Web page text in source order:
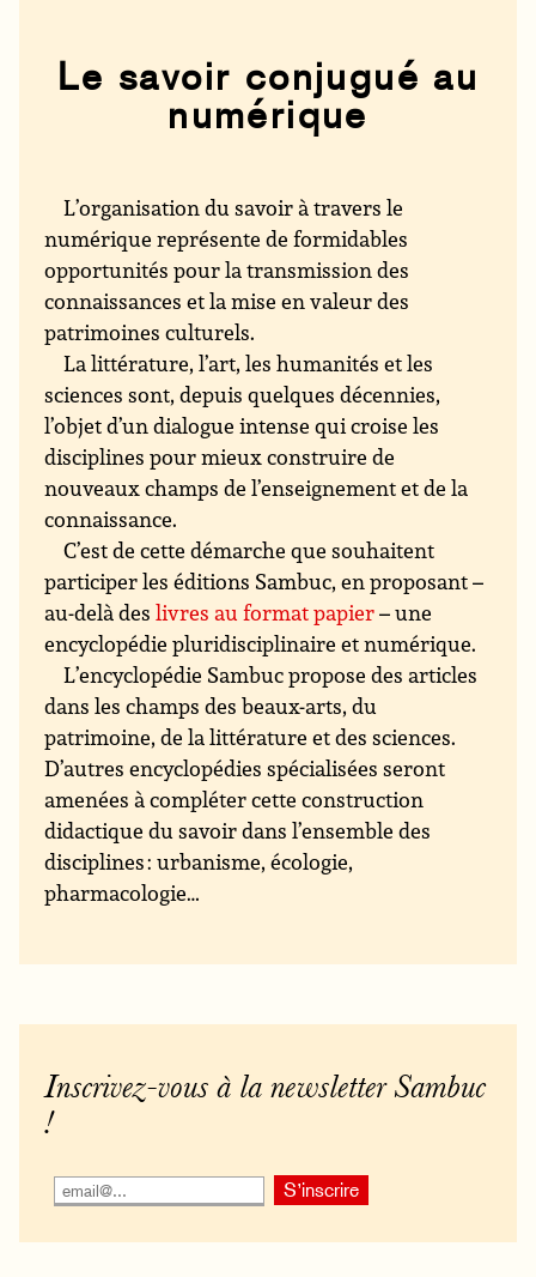
Le savoir conjugué au
numérique
L’organisation du savoir à travers le
numérique représente de formidables
opportunités pour la transmission des
connaissances et la mise en valeur des
patrimoines culturels.
La littérature, l’art, les humanités et les
sciences sont, depuis quelques décennies,
l’objet d’un dialogue intense qui croise les
disciplines pour mieux construire de
nouveaux champs de l’enseignement et de la
connaissance.
C’est de cette démarche que souhaitent
participer les éditions Sambuc, en proposant –
au-delà deslivres au format papier– une
encyclopédie pluridisciplinaire et numérique.
L’encyclopédie Sambuc propose des articles
dans les champs des beaux-arts, du
patrimoine, de la littérature et des sciences.
D’autres encyclopédies spécialisées seront
amenées à compléter cette construction
didactique du savoir dans l’ensemble des
disciplines : urbanisme, écologie,
pharmacologie…
Inscrivez-vous à la newsletter Sambuc
!